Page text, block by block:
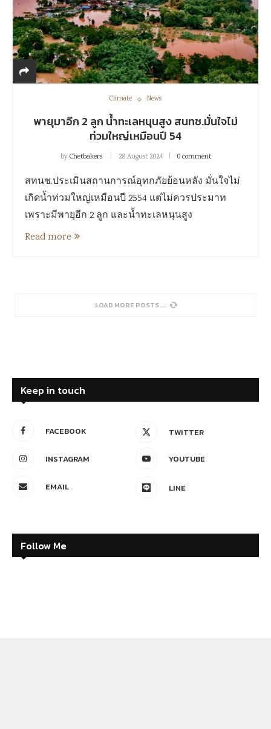
Climate News
พายุมาอีก 2 ลูก น้ำทะเลหนุนสูง สนทช.มั่นใจไม่
ท่วมใหญ่เหมือนปี 54
byChetbakers 28 August 2024 0 comment
สทนช.ประเมินสถานการณ์อุทกภัยย้อนหลัง มั่นใจไม่
เกิดน้ำท่วมใหญ่เหมือนปี 2554 แต่ไม่ควรประมาท
เพราะมีพายุอีก 2 ลูก และน้ำทะเลหนุนสูง
Read more
LOAD MORE POSTS
Keep in touch
FACEBOOK TWITTER
INSTAGRAM YOUTUBE
EMAIL LINE
Follow Me